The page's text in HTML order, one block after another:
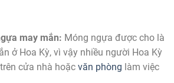
may mắn: Móng ngựa được cho là
ở Hoa Kỳ, vì vậy nhiều người Hoa Kỳ
cửa nhà hoặc văn phòng làm việc